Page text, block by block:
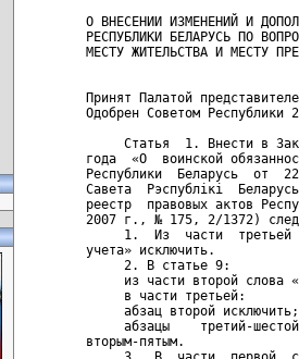
О ВНЕСЕНИИ ИЗМЕНЕНИЙ И
РЕСПУБЛИКИ БЕЛАРУСЬ ПО
МЕСТУ ЖИТЕЛЬСТВА И МЕСТУ
Принят Палатой
Одобрен Советом Республики
Статья  1. Внести в
года  «О  воинской
Республики  Беларусь  от
Савета  Рэспублікі
реестр  правовых актов
2007 г., № 175, 2/1372)
1.  Из  части  третьей
учета» исключить.
     2. В статье 9:
из части второй слова
     в части третьей:
     абзац второй исключить;
абзацы    третий-
вторым-пятым.